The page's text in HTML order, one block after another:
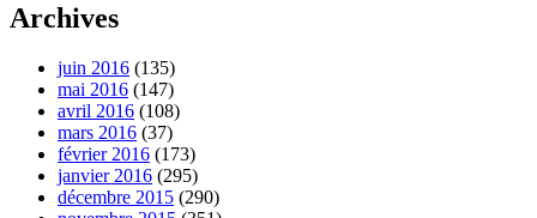
Archives
juin 2016 (135)
mai 2016 (147)
avril 2016 (108)
mars 2016 (37)
février 2016 (173)
janvier 2016 (295)
décembre 2015 (290)